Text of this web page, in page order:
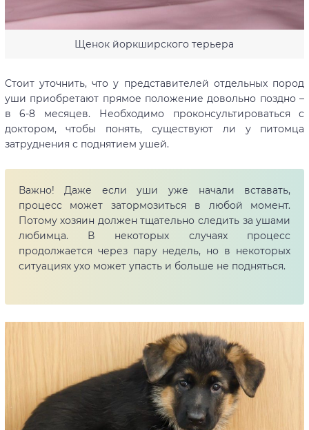
Щенок йоркширского терьера
Стоит уточнить, что у представителей отдельных пород
уши приобретают прямое положение довольно поздно –
в 6-8 месяцев. Необходимо проконсультироваться с
доктором, чтобы понять, существуют ли у питомца
затруднения с поднятием ушей.
Важно! Даже если уши уже начали вставать,
процесс может затормозиться в любой момент.
Потому хозяин должен тщательно следить за ушами
любимца. В некоторых случаях процесс
продолжается через пару недель, но в некоторых
ситуациях ухо может упасть и больше не подняться.